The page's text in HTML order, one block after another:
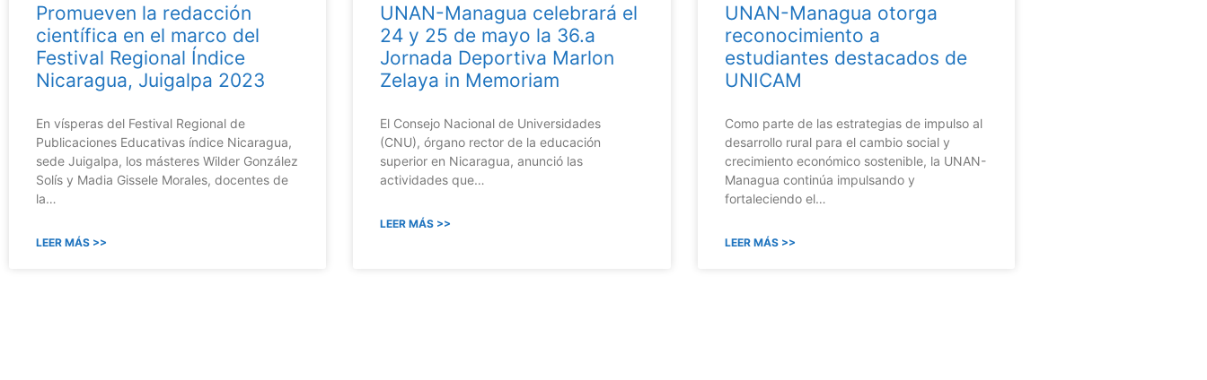
Promueven la redacción
científica en el marco del
Festival Regional Índice
Nicaragua, Juigalpa 2023
En vísperas del Festival Regional de
Publicaciones Educativas índice Nicaragua,
sede Juigalpa, los másteres Wilder González
Solís y Madia Gissele Morales, docentes de
la…
LEER MÁS >>
UNAN-Managua celebrará el
24 y 25 de mayo la 36.a
Jornada Deportiva Marlon
Zelaya in Memoriam
El Consejo Nacional de Universidades
(CNU), órgano rector de la educación
superior en Nicaragua, anunció las
actividades que…
LEER MÁS >>
UNAN-Managua otorga
reconocimiento a
estudiantes destacados de
UNICAM
Como parte de las estrategias de impulso al
desarrollo rural para el cambio social y
crecimiento económico sostenible, la UNAN-
Managua continúa impulsando y
fortaleciendo el…
LEER MÁS >>